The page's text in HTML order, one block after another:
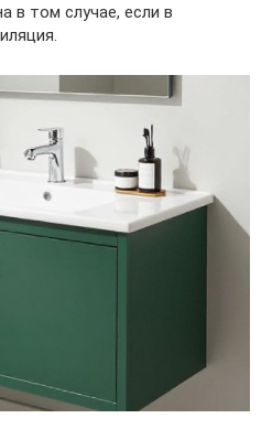
в том случае, если в